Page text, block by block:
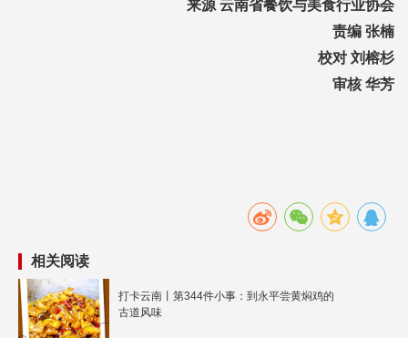
来源 云南省餐饮与美食行业协会
责编 张楠
校对 刘榕杉
审核 华芳
相关阅读
打卡云南丨第344件小事：到永平尝黄焖鸡的
古道风味